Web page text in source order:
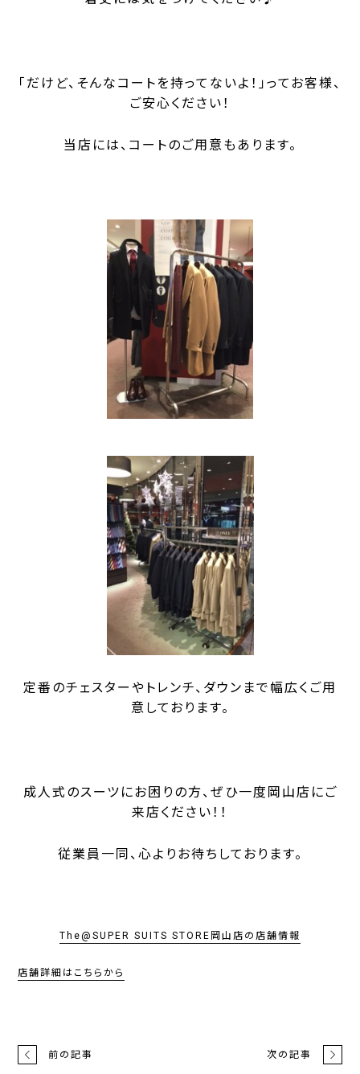
「だけど、そんなコートを持ってないよ！」 ってお客様、
ご安心ください！
当店には、コートのご用意もあります。
定番のチェスターやトレンチ、ダウンまで幅広くご用
意しております。
成人式のスーツにお困りの方、ぜひ一度岡山店にご
来店ください！！
従業員一同、心よりお待ちしております。
The@SUPER SUITS STORE岡山店の店舗情報
店舗詳細はこちらから
前の記事 次の記事